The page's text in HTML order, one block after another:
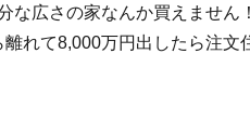
な広さの家なんか買えません
れて8,000万円出したら注文